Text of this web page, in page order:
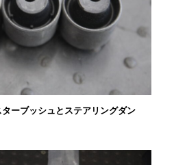
ーブッシュとステアリングダン